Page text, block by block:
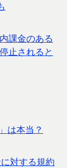
課金のある
止されると
は本当？
対する規約